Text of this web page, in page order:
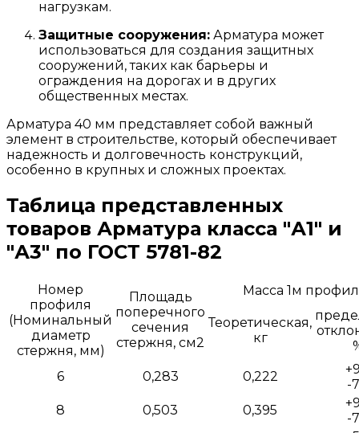
нагрузкам.
Защитные сооружения: Арматура может
использоваться для создания защитных
сооружений, таких как барьеры и
ограждения на дорогах и в других
общественных местах.
Арматура 40 мм представляет собой важный
элемент в строительстве, который обеспечивает
надежность и долговечность конструкций,
особенно в крупных и сложных проектах.
Таблица представленных
товаров Арматура класса "А1" и
"А3" по ГОСТ 5781-82
Номер
профиля
(Номинальный
диаметр
стержня, мм)
Площадь
поперечного
сечения
стержня, см2
Масса 1м
Теоретическая,
кг
6
0,283 0,222
-
8
0,503 0,395
-